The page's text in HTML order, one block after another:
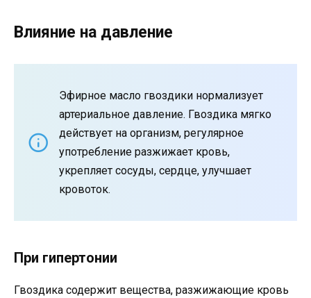
Влияние на давление
Эфирное масло гвоздики нормализует
артериальное давление. Гвоздика мягко
действует на организм, регулярное
употребление разжижает кровь,
укрепляет сосуды, сердце, улучшает
кровоток.
При гипертонии
Гвоздика содержит вещества, разжижающие кровь